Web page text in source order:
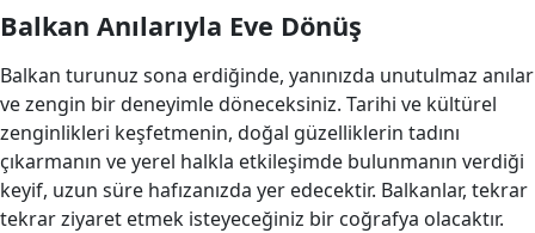
Balkan Anılarıyla Eve Dönüş
Balkan turunuz sona erdiğinde, yanınızda unutulmaz anılar
ve zengin bir deneyimle döneceksiniz. Tarihi ve kültürel
zenginlikleri keşfetmenin, doğal güzelliklerin tadını
çıkarmanın ve yerel halkla etkileşimde bulunmanın verdiği
keyif, uzun süre hafızanızda yer edecektir. Balkanlar, tekrar
tekrar ziyaret etmek isteyeceğiniz bir coğrafya olacaktır.